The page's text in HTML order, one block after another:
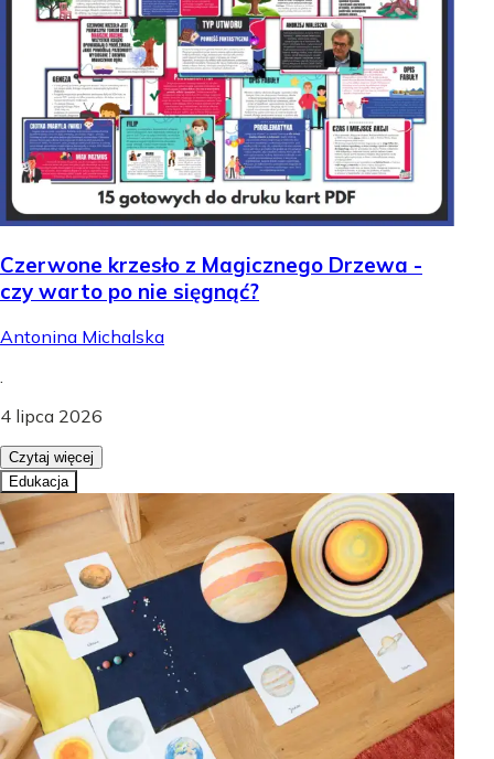
Czerwone krzesło z Magicznego Drzewa -
czy warto po nie sięgnąć?
Antonina Michalska
4 lipca 2026
Czytaj więcej
Edukacja